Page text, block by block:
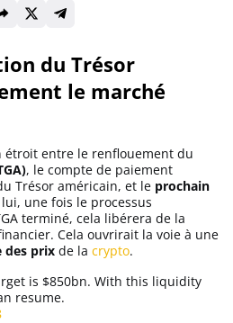
du Trésor
le marché
étroit entre le renflouement du
, le compte de paiement
Trésor américain, et le prochain
lui, une fois le processus
terminé, cela libérera de la
Cela ouvrirait la voie à une
des prix de la crypto.
is $850bn. With this liquidity
resume.